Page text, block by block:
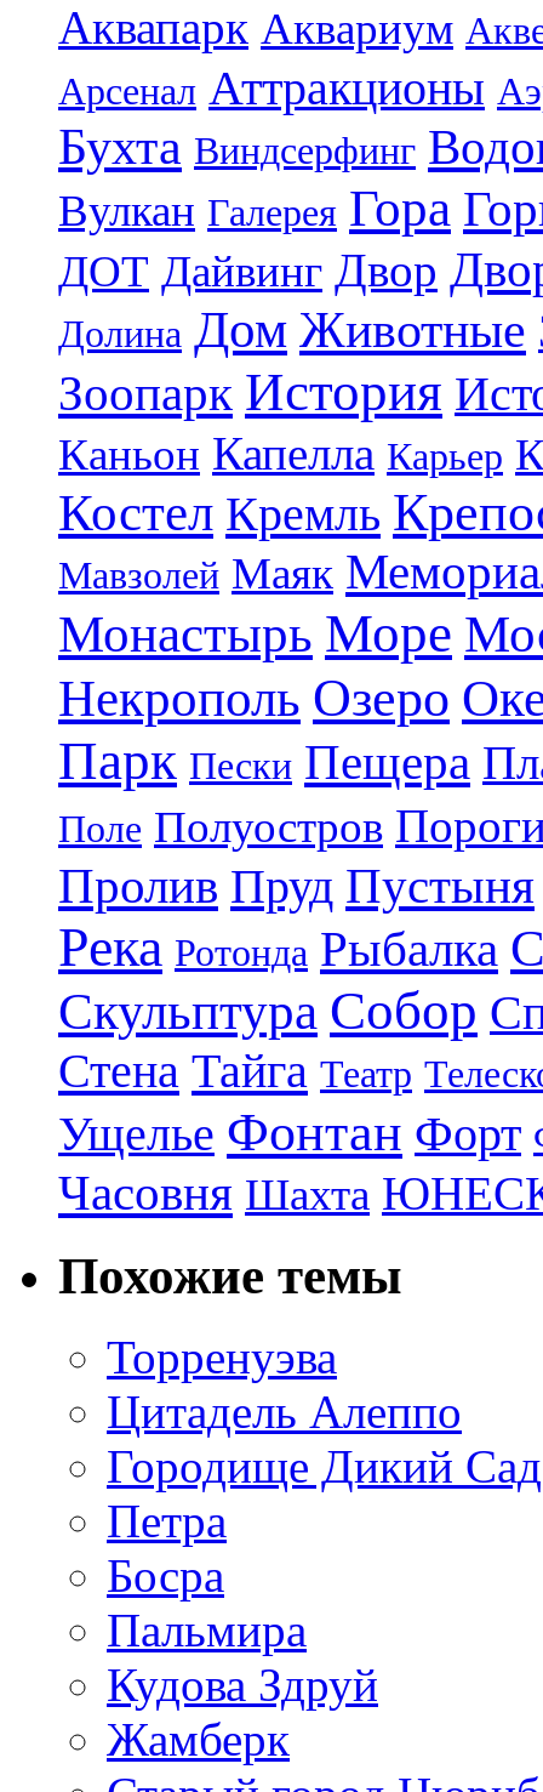
Аквапарк Аквариум
Арсенал Аттракционы
Бухта Виндсерфинг
Вулкан Галерея Гора
ДОТ Дайвинг Двор
Долина Дом Животные
Зоопарк История
Каньон Капелла Карьер
Костел Кремль
Мавзолей Маяк
Монастырь Море
Некрополь Озеро
Парк Пески Пещера
Поле Полуостров
Пролив Пруд Пустыня
Река Ротонда Рыбалка
Скульптура Собор
Стена Тайга Театр
Ущелье Фонтан Форт
Часовня Шахта
Похожие темы
Торренуэва
Цитадель Алеппо
Городище Дикий Сад
Петра
Босра
Пальмира
Кудова Здруй
Жамберк